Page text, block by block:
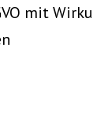
mit